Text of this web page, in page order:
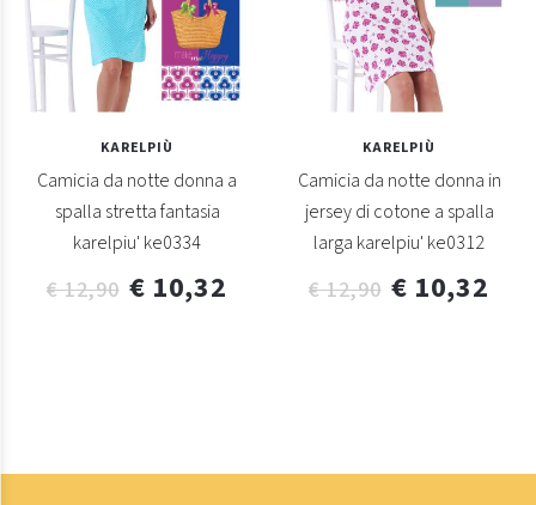
KARELPIÙ
Camicia da notte donna a
spalla stretta fantasia
karelpiu' ke0334
€ 12,90 € 10,32
KARELPIÙ
Camicia da notte donna in
jersey di cotone a spalla
larga karelpiu' ke0312
€ 12,90 € 10,32